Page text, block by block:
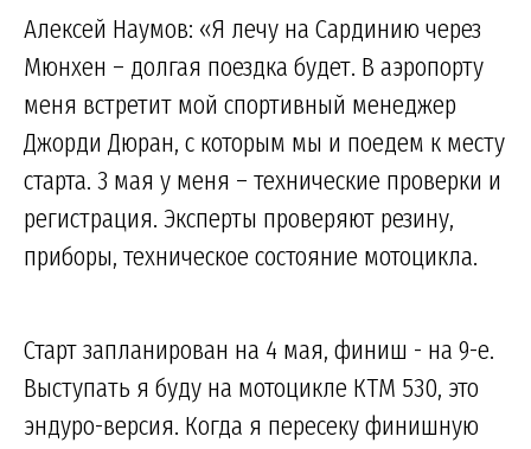
Алексей Наумов: «Я лечу на Сардинию через
Мюнхен – долгая поездка будет. В аэропорту
меня встретит мой спортивный менеджер
Джорди Дюран, с которым мы и поедем к месту
старта. 3 мая у меня – технические проверки и
регистрация. Эксперты проверяют резину,
приборы, техническое состояние мотоцикла.
Старт запланирован на 4 мая, финиш - на 9-е.
Выступать я буду на мотоцикле КТМ 530, это
эндуро-версия. Когда я пересеку финишную